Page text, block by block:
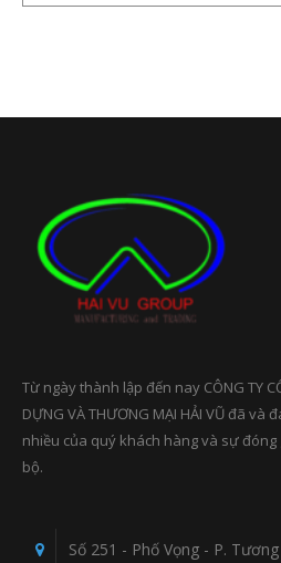
Từ ngày thành lập đến nay CÔNG TY
DỰNG VÀ THƯƠNG MẠI HẢI VŨ đã và
nhiều của quý khách hàng và sự đóng
bộ.
Số 251 - Phố Vọng - P.